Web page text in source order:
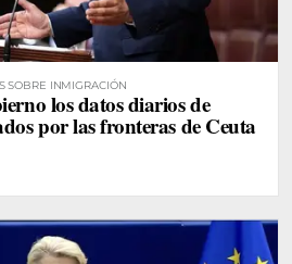
SOBRE INMIGRACIÓN
los datos diarios de
por las fronteras de Ceuta